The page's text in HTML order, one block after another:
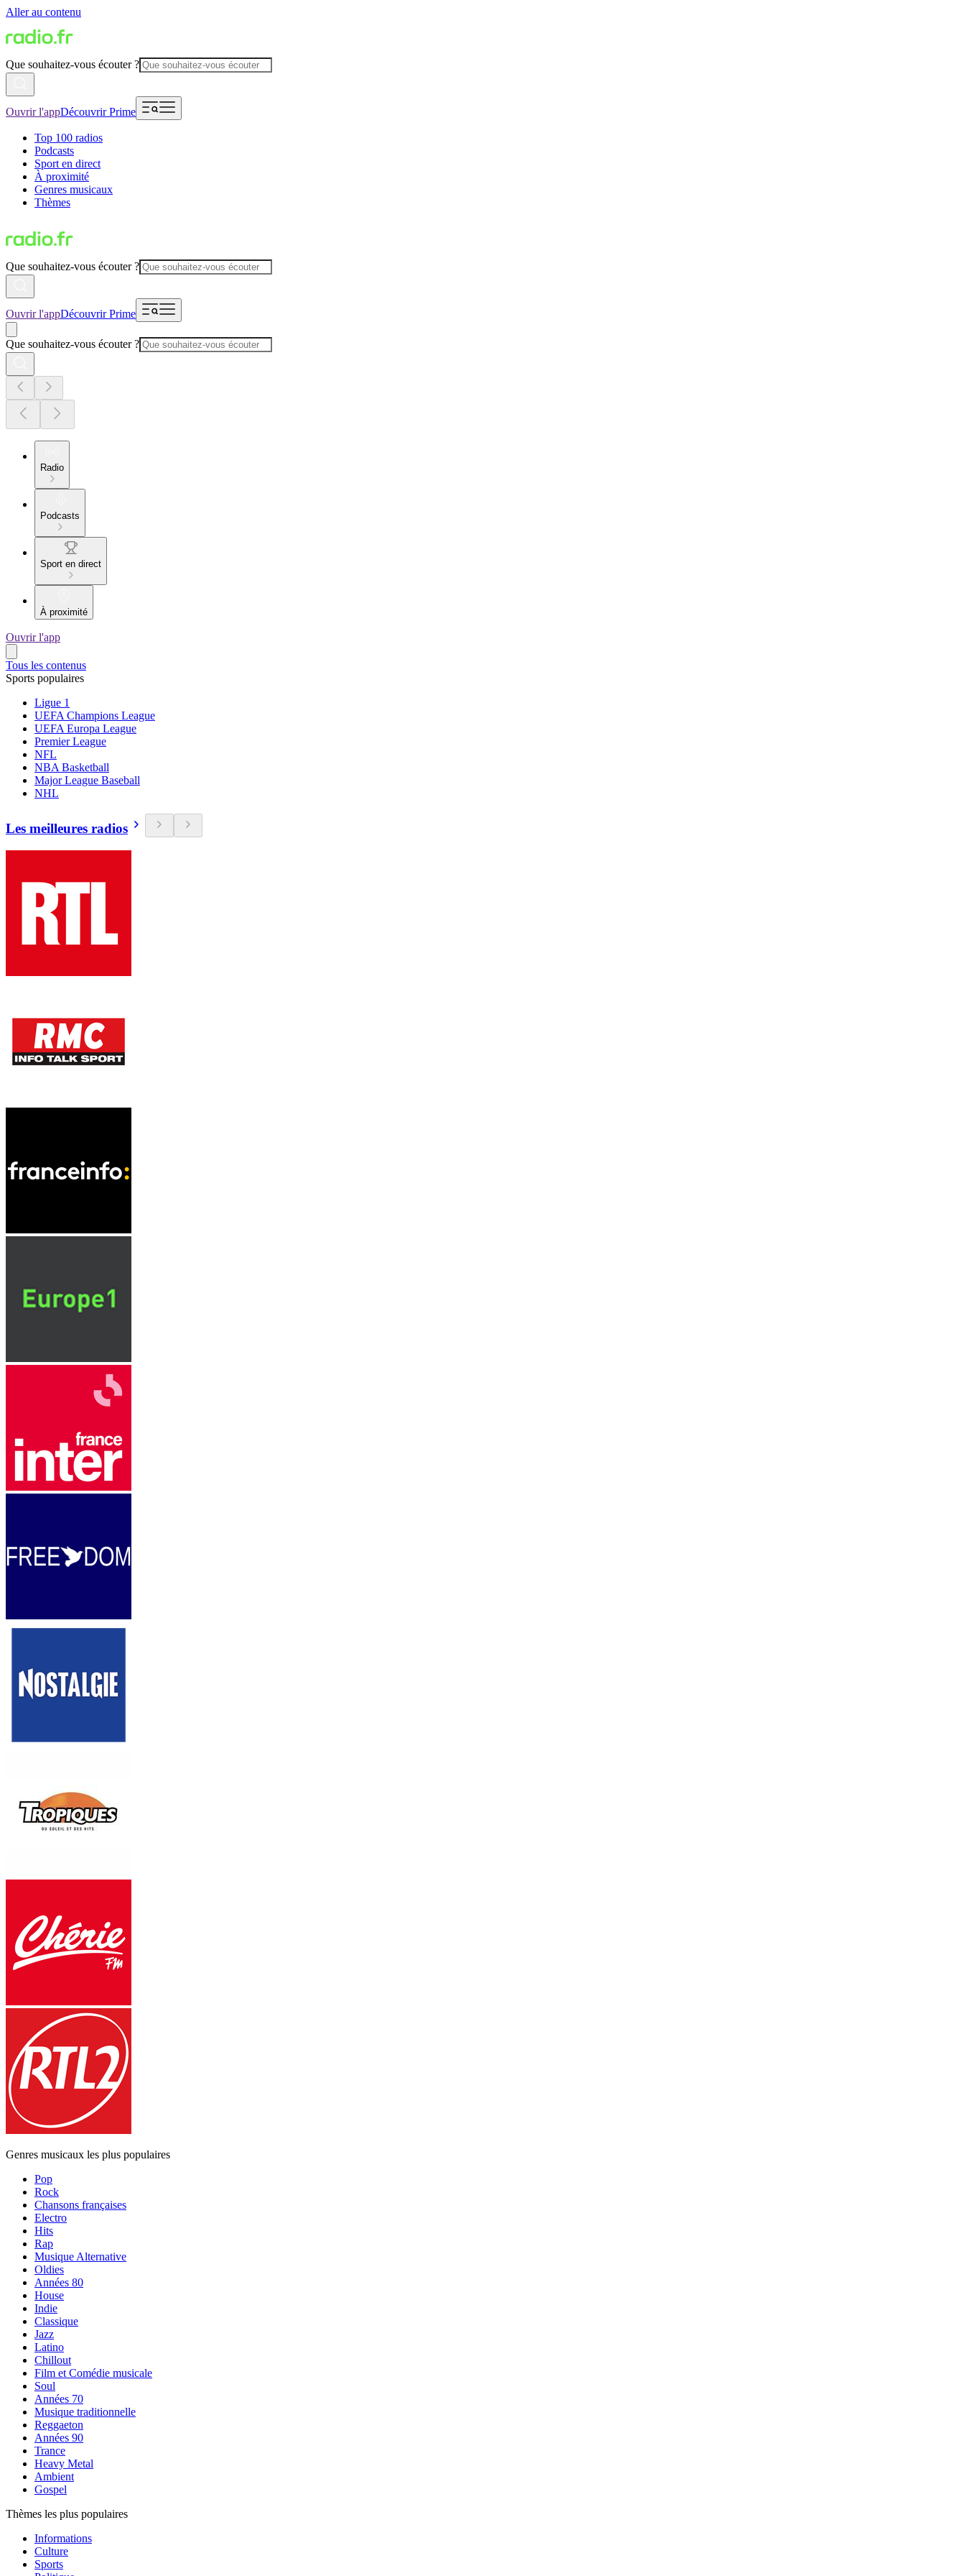
Aller au contenu
Que souhaitez-vous écouter ?
Ouvrir l'appDécouvrir Prime
Top 100 radios
Podcasts
Sport en direct
À proximité
Genres musicaux
Thèmes
Que souhaitez-vous écouter ?
Ouvrir l'appDécouvrir Prime
Que souhaitez-vous écouter ?
Radio
Podcasts
Sport en direct
À proximité
Ouvrir l'app
Tous les contenus
Sports populaires
Ligue 1
UEFA Champions League
UEFA Europa League
Premier League
NFL
NBA Basketball
Major League Baseball
NHL
Les meilleures radios
Genres musicaux les plus populaires
Pop
Rock
Chansons françaises
Electro
Hits
Rap
Musique Alternative
Oldies
Années 80
House
Indie
Classique
Jazz
Latino
Chillout
Film et Comédie musicale
Soul
Années 70
Musique traditionnelle
Reggaeton
Années 90
Trance
Heavy Metal
Ambient
Gospel
Thèmes les plus populaires
Informations
Culture
Sports